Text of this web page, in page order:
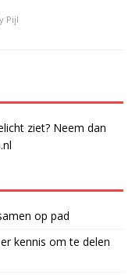
Pijl
ziet? Neem dan
op pad
kennis om te delen